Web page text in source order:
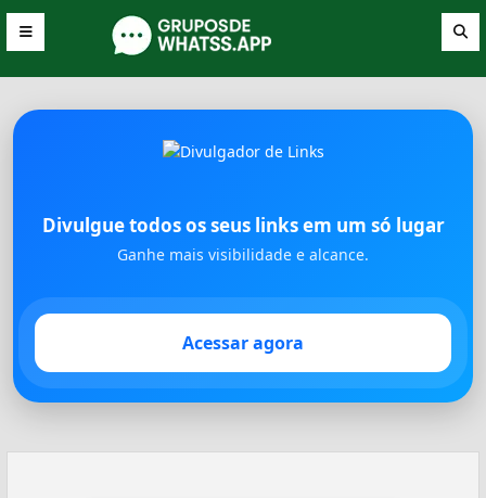
Divulgue todos os seus links em um só lugar
Ganhe mais visibilidade e alcance.
Acessar agora